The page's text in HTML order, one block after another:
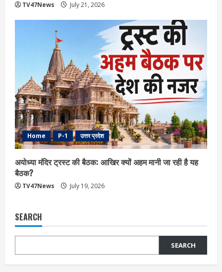
TV47News July 21, 2026
Home P-1 उत्तर प्रदेश
अयोध्या मंदिर ट्रस्ट की बैठक: आखिर क्यों अहम मानी जा रही है यह
बैठक?
TV47News July 19, 2026
SEARCH
SEARCH